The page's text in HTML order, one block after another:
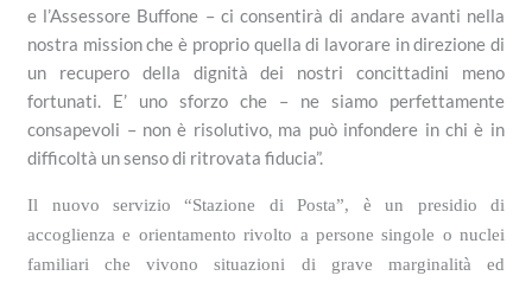
e l’Assessore Buffone – ci consentirà di andare avanti nella
nostra mission che è proprio quella di lavorare in direzione di
un recupero della dignità dei nostri concittadini meno
fortunati. E’ uno sforzo che – ne siamo perfettamente
consapevoli – non è risolutivo, ma può infondere in chi è in
difficoltà un senso di ritrovata fiducia”.
Il nuovo servizio “Stazione di Posta”, èun presidio di
accoglienza e orientamento rivolto a persone singole o nuclei
familiari che vivono situazioni di grave marginalità ed